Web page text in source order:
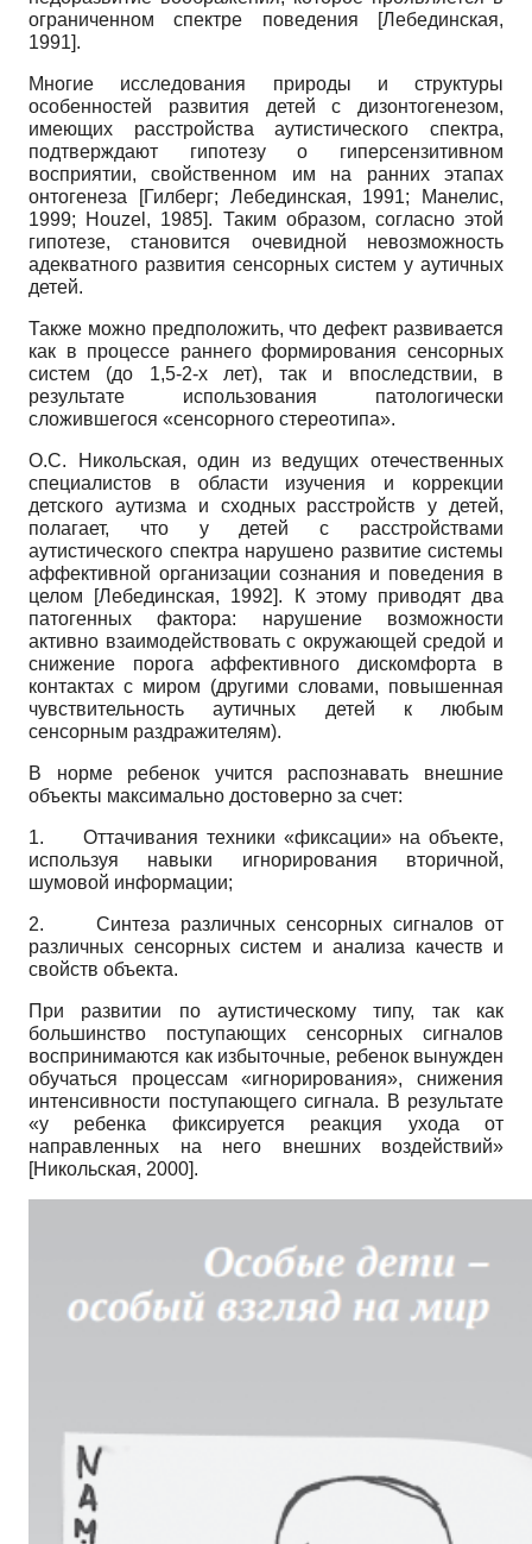
ограниченном спектре поведения
[Лебединская,
1991].
Многие исследования природы и структуры
особенностей развития детей с дизонтогенезом,
имеющих расстройства аутистического спектра,
подтверждают гипотезу о гиперсензитивном
восприятии, свойственном им на ранних этапах
онтогенеза
[Гилберг; Лебединская, 1991;
Манелис,
1999; Houzel, 1985]. Таким образом, согласно этой
гипотезе, становится очевидной невозможность
адекватного развития сенсорных систем у аутичных
детей.
Также можно предположить, что дефект развивается
как в процессе раннего формирования сенсорных
систем (до 1,5-2-х лет), так и впоследствии, в
результате использования патологически
сложившегося «сенсорного стереотипа».
О.С. Никольская, один из ведущих отечественных
специалистов в области изучения и коррекции
детского аутизма и сходных расстройств у детей,
полагает, что у детей с расстройствами
аутистического спектра нарушено развитие системы
аффективной организации сознания и поведения в
целом
[Лебединская, 1992]. К этому приводят два
патогенных фактора: нарушение возможности
активно взаимодействовать с окружающей средой и
снижение порога аффективного дискомфорта в
контактах с миром (другими словами, повышенная
чувствительность аутичных детей к любым
сенсорным раздражителям).
В норме ребенок учится распознавать внешние
объекты максимально достоверно за счет:
1.Оттачивания техники «фиксации» на объекте,
используя навыки игнорирования вторичной,
шумовой информации;
2.Синтеза различных сенсорных сигналов от
различных сенсорных систем и анализа качеств и
свойств объекта.
При развитии по аутистическому типу, так как
большинство поступающих сенсорных сигналов
воспринимаются как избыточные, ребенок вынужден
обучаться процессам «игнорирования», снижения
интенсивности поступающего сигнала. В результате
«у ребенка фиксируется реакция ухода от
направленных на него внешних воздействий»
[Никольская, 2000].